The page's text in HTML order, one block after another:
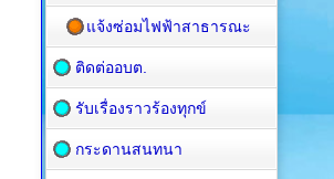
แจ้งซ่อมไฟฟ้าสาธารณะ
ติดต่ออบต.
รับเรื่องราวร้องทุกข์
กระดานสนทนา